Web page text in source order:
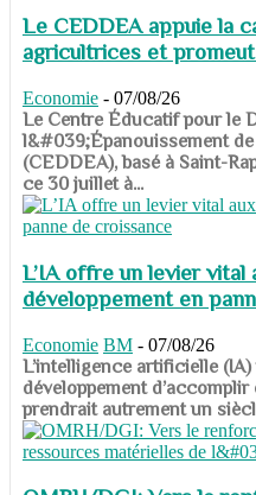
Le CEDDEA appuie la
agricultrices et
Economie - 07/08/26
​​​​​​​Le Centre Éducatif pour le
l&#039;Épanouissement
(CEDDEA), basé à Saint-
ce 30 juillet à...
L’IA offre un levier vital
développement en
Economie BM - 07/08/26
​​​​​​​L’intelligence artificielle
développement
prendrait autrement un